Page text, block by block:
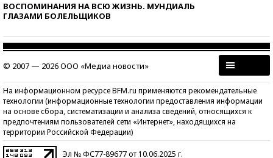
ВОСПОМИНАНИЯ НА ВСЮ ЖИЗНЬ. МУНДИАЛЬ
ГЛАЗАМИ БОЛЕЛЬЩИКОВ
© 2007 — 2026 ООО «Медиа новости»
На информационном ресурсе BFM.ru применяются рекомендательные
технологии (информационные технологии предоставления информации
на основе сбора, систематизации и анализа сведений, относящихся к
предпочтениям пользователей сети «Интернет», находящихся на
территории Российской Федерации)
Эл № ФС77-89677 от 10.06.2025 г.